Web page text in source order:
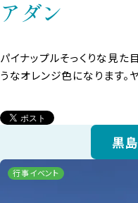
アダン
パイナップルそっくりな見
うなオレンジ色になります。
黒
行事イベント